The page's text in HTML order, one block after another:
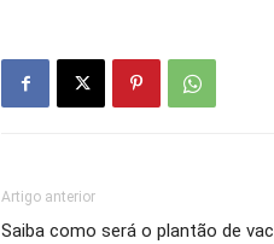
Artigo anterior
Saiba como será o plantão de